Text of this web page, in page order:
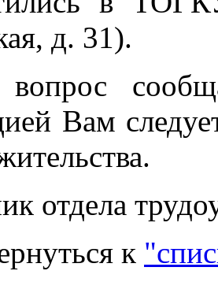
д. 31).
Вам
отдела
к